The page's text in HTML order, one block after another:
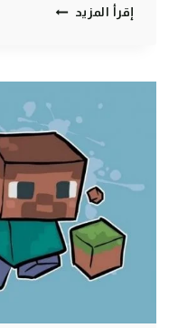
إقرأ المزيد ماين
السوء
ضحكوا
عليا
#52
|
52#
MINECRAFT
:
D7OOMY999